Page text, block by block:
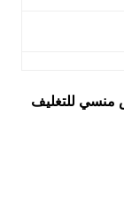
منسي للتغليف